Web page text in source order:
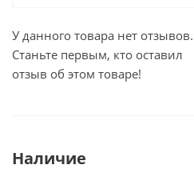
У данного товара нет отзывов.
Станьте первым, кто оставил
отзыв об этом товаре!
Наличие